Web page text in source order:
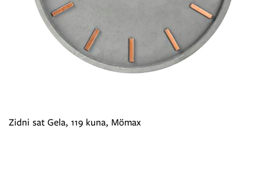
Zidni sat Gela, 119 kuna, Mömax